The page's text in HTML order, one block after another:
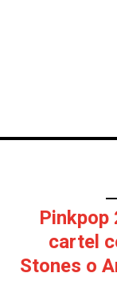
Pinkpop
cartel
Stones o